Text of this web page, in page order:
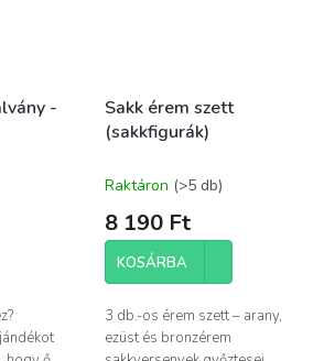
-
Sakk érem szett
(sakkfigurák)
Raktáron (>5 db)
8 190 Ft
KOSÁRBA
3 db.-os érem szett – arany,
ezüst és bronzérem